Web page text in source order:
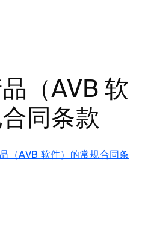
（AVB 软
同条款
（AVB 软件）的常规合同条